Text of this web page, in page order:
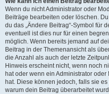
Wenn du nicht Administrator oder
Beiträge bearbeiten oder löschen.
du das „Ändere Beitrag“-Symbol für
eventuell ist dies nur für einen
möglich. Wenn bereits jemand auf
Beitrag in der Themenansicht als
die Anzahl als auch der letzte
Hinweis erscheint nicht, wenn noch
hat oder wenn ein Administrator
hat. Diese können jedoch, falls sie
warum dein Beitrag überarbeitet